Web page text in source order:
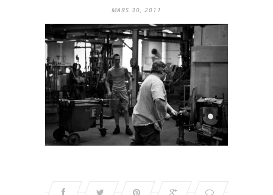
MARS 30, 2011